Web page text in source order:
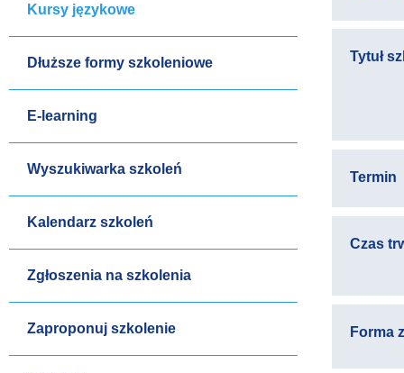
Kursy językowe
Dłuższe formy szkoleniowe
E-learning
Wyszukiwarka szkoleń
Kalendarz szkoleń
Zgłoszenia na szkolenia
Zaproponuj szkolenie
Tytuł
Termin
Czas
Forma